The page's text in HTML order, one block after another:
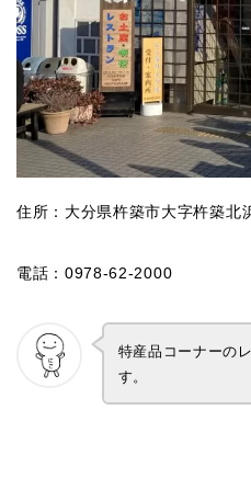
住所：大分県杵築市大字杵築北
電話：0978-62-2000
特産品コーナーの
す。